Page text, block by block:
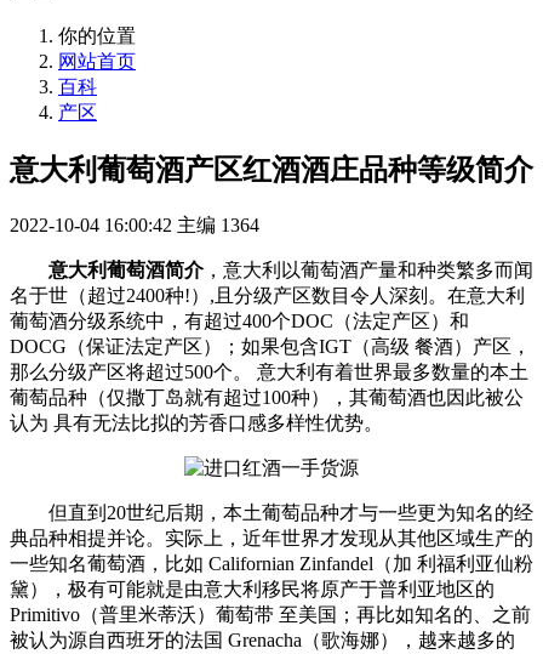
你的位置
网站首页
百科
产区
意大利葡萄酒产区红酒酒庄品种等级简介
2022-10-04 16:00:42 主编 1364
意大利葡萄酒简介，意大利以葡萄酒产量和种类繁多而闻
名于世（超过2400种!）,且分级产区数目令人深刻。在意大利
葡萄酒分级系统中，有超过400个DOC（法定产区）和
DOCG（保证法定产区）；如果包含IGT（高级 餐酒）产区，
那么分级产区将超过500个。 意大利有着世界最多数量的本土
葡萄品种（仅撒丁岛就有超过100种），其葡萄酒也因此被公
认为 具有无法比拟的芳香口感多样性优势。
但直到20世纪后期，本土葡萄品种才与一些更为知名的经
典品种相提并论。实际上，近年世界才发现从其他区域生产的
一些知名葡萄酒，比如 Californian Zinfandel（加 利福利亚仙粉
黛），极有可能就是由意大利移民将原产于普利亚地区的
Primitivo（普里米蒂沃）葡萄带 至美国；再比如知名的、之前
被认为源自西班牙的法国 Grenacha（歌海娜），越来越多的